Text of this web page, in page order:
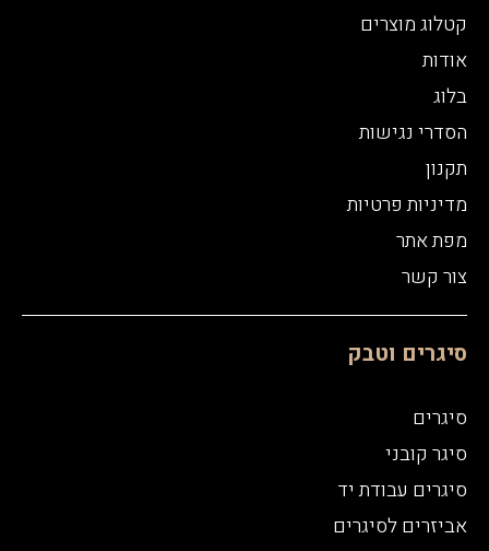
קטלוג מוצרים
אודות
בלוג
הסדרי נגישות
תקנון
מדיניות פרטיות
מפת אתר
צור קשר
סיגרים וטבק
סיגרים
סיגר קובני
סיגרים עבודת יד
אביזרים לסיגרים